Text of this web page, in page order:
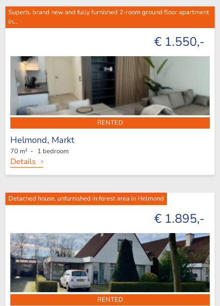
Superb, brand new and fully furnished 2-room ground floor apartment
in...
€ 1.550,-
RENTED
Helmond, Markt
70 m² - 1 bedroom
Details
Detached house, unfurnished in forest area in Helmond
€ 1.895,-
RENTED